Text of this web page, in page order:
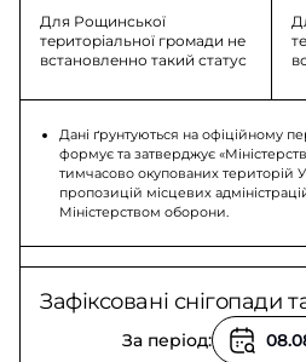
Для Рощинської
територіальної громади не
встановленно такий статус
Дані ґрунтуються на офіційному
формує та затверджує
тимчасово окупованих територій
пропозицій місцевих
Міністерством оборони.
Зафіксовані снігопади
За період: